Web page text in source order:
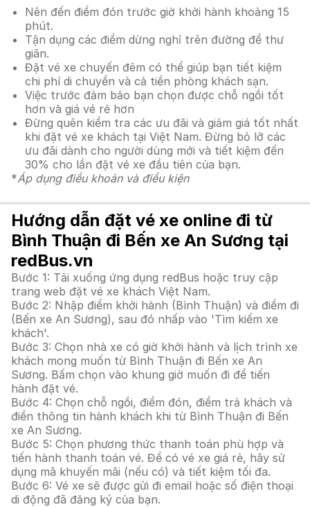
Nên đến điểm đón trước giờ khởi hành khoảng 15
phút.
Tận dụng các điểm dừng nghỉ trên đường để thư
giãn.
Đặt vé xe chuyến đêm có thể giúp bạn tiết kiệm
chi phí di chuyển và cả tiền phòng khách sạn.
Việc trước đảm bảo bạn chọn được chỗ ngồi tốt
hơn và giá vé rẻ hơn
Đừng quên kiểm tra các ưu đãi và giảm giá tốt nhất
khi đặt vé xe khách tại Việt Nam. Đừng bỏ lỡ các
ưu đãi dành cho người dùng mới và tiết kiệm đến
30% cho lần đặt vé xe đầu tiên của bạn.
*Áp dụng điều khoản và điều kiện
Hướng dẫn đặt vé xe online đi từ
Bình Thuận đi Bến xe An Sương tại
redBus.vn
Bước 1: Tải xuống ứng dụng redBus hoặc truy cập
trang web đặt vé xe khách Việt Nam.
Bước 2: Nhập điểm khởi hành (Bình Thuận) và điểm đi
(Bến xe An Sương), sau đó nhấp vào 'Tìm kiếm xe
khách'.
Bước 3: Chọn nhà xe có giờ khởi hành và lịch trình xe
khách mong muốn từ Bình Thuận đi Bến xe An
Sương. Bấm chọn vào khung giờ muốn đi để tiến
hành đặt vé.
Bước 4: Chọn chỗ ngồi, điểm đón, điểm trả khách và
điền thông tin hành khách khi từ Bình Thuận đi Bến
xe An Sương.
Bước 5: Chọn phương thức thanh toán phù hợp và
tiến hành thanh toán vé. Để có vé xe giá rẻ, hãy sử
dụng mã khuyến mãi (nếu có) và tiết kiệm tối đa.
Bước 6: Vé xe sẽ được gửi đi email hoặc số điện thoại
di động đã đăng ký của bạn.